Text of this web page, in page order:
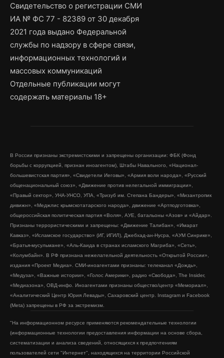
Свидетельство о регистрации СМИ
ИА № ФС 77 - 82389 от 30 декабря
2021 года выдано Федеральной
службы по надзору в сфере связи,
информационных технологий и
массовых коммуникаций
Отдельные публикации могут
содержать материалы 18+
В России признаны экстремистскими и запрещены организации: ФБК (Фонд
борьбы с коррупцией, признан иноагентом), Штабы Навального, «Национал-
большевистская партия», «Свидетели Иеговы», «Армия воли народа», «Русский
общенациональный союз», «Движение против нелегальной иммиграции»,
«Правый сектор», УНА-УНСО, УПА, «Тризуб им. Степана Бандеры», «Мизантропик
дивижн», «Меджлис крымскотатарского народа», движение «Артподготовка»,
общероссийская политическая партия «Воля», АУЕ, батальоны «Азов» и «Айдар».
Признаны террористическими и запрещены: «Движение Талибан», «Имарат
Кавказ», «Исламское государство» (ИГ, ИГИЛ), Джебхад-ан-Нусра, «АУМ Синрике»,
«Братья-мусульмане», «Аль-Каида в странах исламского Магриба», «Сеть»,
«Колумбайн». В РФ признана нежелательной деятельность «Открытой России»,
издания «Проект Медиа». СМИ-иноагентами признаны: телеканал «Дождь»,
«Медуза», «Важные истории», «Голос Америки», радио «Свобода», The Insider,
«Медиазона», ОВД-инфо. Иноагентами признаны общество/центр «Мемориал»,
«Аналитический Центр Юрия Левады», Сахаровский центр. Instagram и Facebook
(Metа) запрещены в РФ за экстремизм.
"На информационном ресурсе применяются рекомендательные технологии
(информационные технологии предоставления информации на основе сбора,
систематизации и анализа сведений, относящихся к предпочтениям
пользователей сети "Интернет", находящихся на территории Российской